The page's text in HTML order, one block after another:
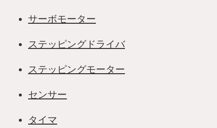
サーボモーター
ステッピングドライバ
ステッピングモーター
センサー
タイマ